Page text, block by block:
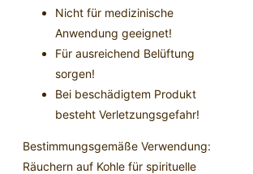
Nicht für medizinische
Anwendung geeignet!
Für ausreichend Belüftung
sorgen!
Bei beschädigtem Produkt
besteht Verletzungsgefahr!
Bestimmungsgemäße Verwendung:
Räuchern auf Kohle für spirituelle